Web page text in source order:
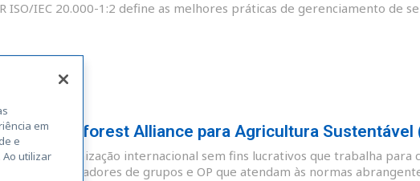
ISO/IEC 20.000-1:2 define as melhores práticas de gerenciamento de
Rainforest Alliance para Agricultura Sustentável
é uma organização internacional sem fins lucrativos que trabalha
administradores de grupos e OP que atendam às normas
em
e
utilizar